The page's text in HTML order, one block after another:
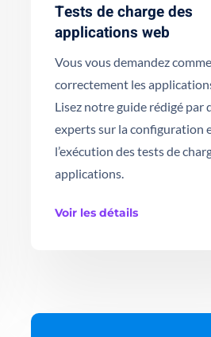
Tests de charge des
applications web
Vous vous demandez
correctement les
Lisez notre guide rédigé par
experts sur la configuration
l’exécution des tests de
applications.
Voir les détails